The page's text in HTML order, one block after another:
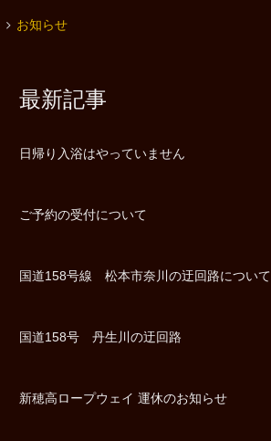
お知らせ
最新記事
日帰り入浴はやっていません
ご予約の受付について
国道158号線 松本市奈川の迂回路について
国道158号 丹生川の迂回路
新穂高ロープウェイ 運休のお知らせ